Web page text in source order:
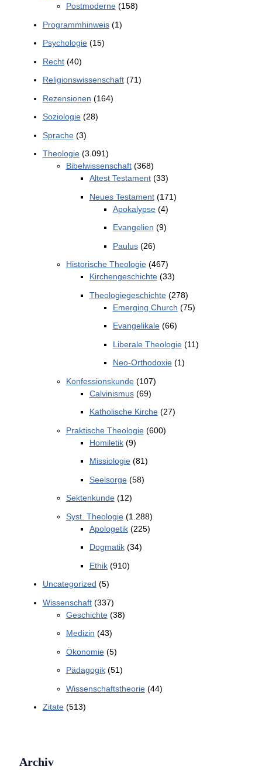
Postmoderne(158)
Programmhinweis(1)
Psychologie(15)
Recht(40)
Religionswissenschaft(71)
Rezensionen (164)
Soziologie(28)
Sprache(3)
Theologie(3.091)
Bibelwissenschaft(368)
Altest Testament(33)
Neues Testament(171)
Apokalypse(4)
Evangelien (9)
Paulus(26)
Historische Theologie(467)
Kirchengeschichte(33)
Theologiegeschichte(278)
Emerging Church (75)
Evangelikale(66)
Liberale Theologie(11)
Neo-Orthodoxie(1)
Konfessionskunde(107)
Calvinismus(69)
Katholische Kirche(27)
Praktische Theologie(600)
Homiletik(9)
Missiologie(81)
Seelsorge(58)
Sektenkunde(12)
Syst. Theologie(1.288)
Apologetik(225)
Dogmatik(34)
Ethik(910)
Uncategorized (5)
Wissenschaft(337)
Geschichte(38)
Medizin (43)
Ökonomie(5)
Pädagogik(51)
Wissenschaftstheorie(44)
Zitate(513)
Archiv